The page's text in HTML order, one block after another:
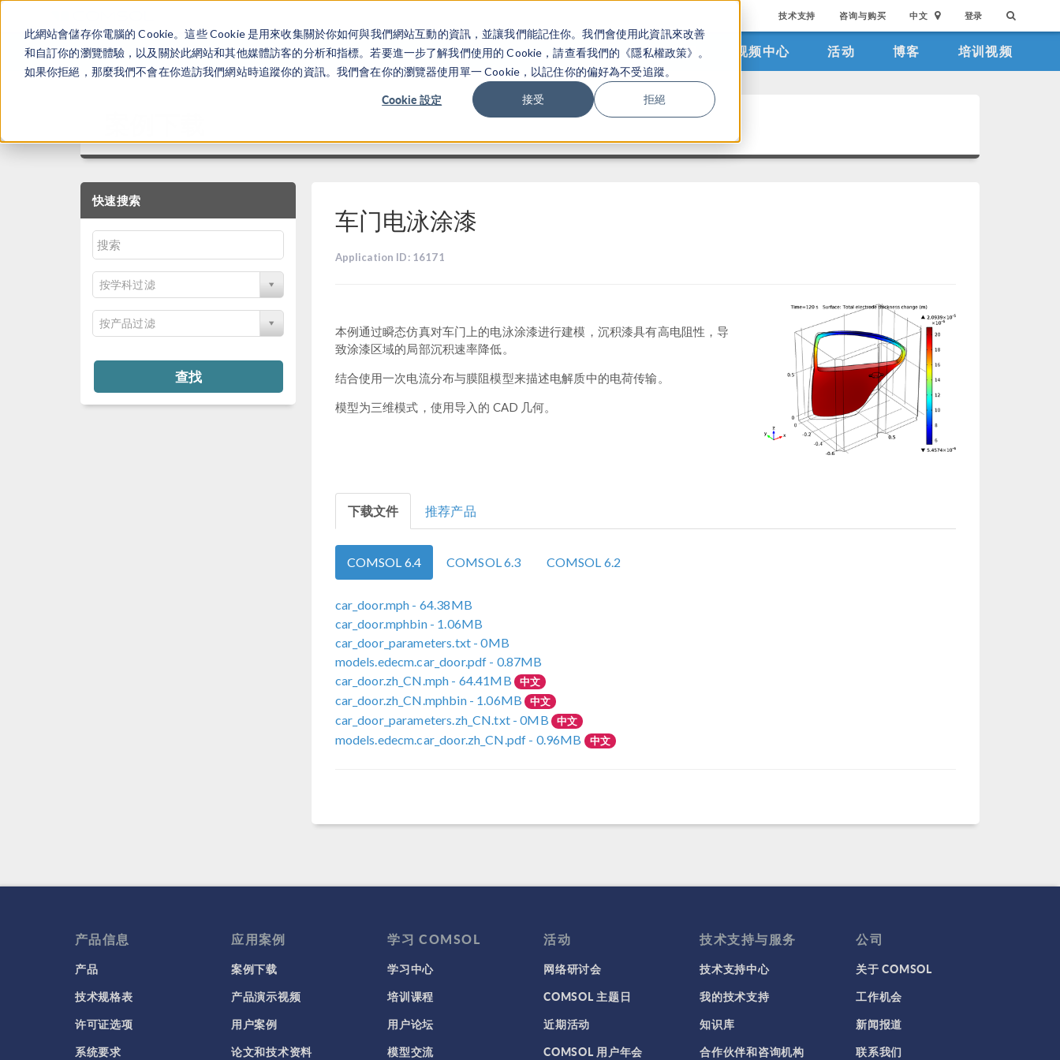
此網站會儲存你電腦的 Cookie。這些 Cookie 是用來收集關於你如何與我們網站互動的資訊，並讓我們能記住你。我們會使用此資訊來改善
和自訂你的瀏覽體驗，以及關於此網站和其他媒體訪客的分析和指標。若要進一步了解我們使用的 Cookie，請查看我們的《隱私權政策》。
如果你拒絕，那麼我們不會在你造訪我們網站時追蹤你的資訊。我們會在你的瀏覽器使用單一 Cookie，以記住你的偏好為不受追蹤。
Cookie 設定 接受 拒絕
技术支持 咨询与购买 中文 登录
产品 行业应用 视频中心 活动 博客 培训视频
快速搜索
按学科过滤
按产品过滤
查找
车门电泳涂漆
Application ID: 16171
本例通过瞬态仿真对车门上的电泳涂漆进行建模，沉积漆具有高电阻性，导
致涂漆区域的局部沉积速率降低。
结合使用一次电流分布与膜阻模型来描述电解质中的电荷传输。
模型为三维模式，使用导入的 CAD 几何。
下载文件 推荐产品
COMSOL 6.4 COMSOL 6.3 COMSOL 6.2
car_door.mph - 64.38MB
car_door.mphbin- 1.06MB
car_door_parameters.txt- 0MB
models.edecm.car_door.pdf - 0.87MB
car_door.zh_CN.mph - 64.41MB 中文
car_door.zh_CN.mphbin- 1.06MB 中文
car_door_parameters.zh_CN.txt- 0MB 中文
models.edecm.car_door.zh_CN.pdf - 0.96MB 中文
产品信息
产品
技术规格表
许可证选项
系统要求
应用案例
案例下载
产品演示视频
用户案例
论文和技术资料
学习 COMSOL
学习中心
培训课程
用户论坛
模型交流
活动
网络研讨会
COMSOL 主题日
近期活动
COMSOL 用户年会
技术支持与服务
技术支持中心
我的技术支持
知识库
合作伙伴和咨询机构
公司
关于 COMSOL
工作机会
新闻报道
联系我们